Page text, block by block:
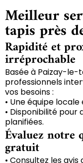
Meilleur
tapis près
Rapidité et
irréprochable
Basée à Paizay-
professionnels
vos besoins :
• Une équipe
• Disponibilité
planifiées.
Évaluez notre
gratuit
• Consultez les